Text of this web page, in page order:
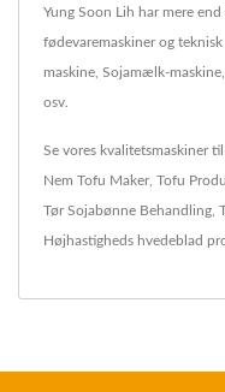
Yung Soon Lih har mere
fødevaremaskiner og
maskine, Sojamælk-
osv.
Se vores kvalitetsmaskiner
Nem Tofu Maker, Tofu
Tør Sojabønne Behandling
Højhastigheds hvedeblad